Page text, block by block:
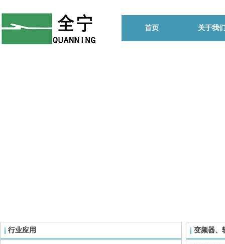
首页 关于我
行业应用 变频器、